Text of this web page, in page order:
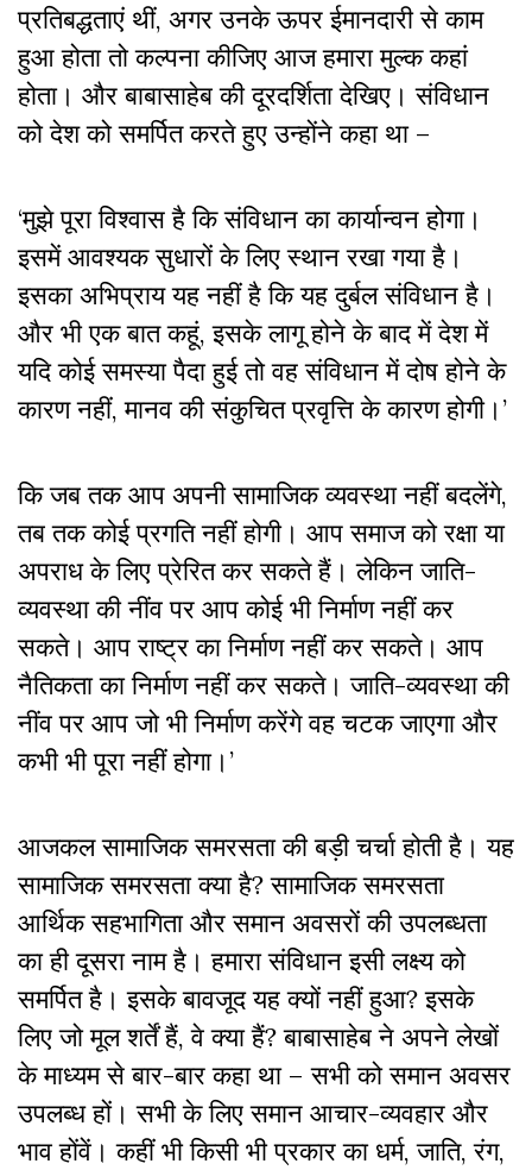
प्रतिबद्धताएं थीं, अगर उनके ऊपर ईमानदारी से काम
हुआ होता तो कल्पना कीजिए आज हमारा मुल्क कहां
होता। और बाबासाहेब की दूरदर्शिता देखिए। संविधान
को देश को समर्पित करते हुए उन्होंने कहा था –
‘मुझे पूरा विश्वास है कि संविधान का कार्यान्वन होगा।
इसमें आवश्यक सुधारों के लिए स्थान रखा गया है।
इसका अभिप्राय यह नहीं है कि यह दुर्बल संविधान है।
और भी एक बात कहूं, इसके लागू होने के बाद में देश में
यदि कोई समस्या पैदा हुई तो वह संविधान में दोष होने के
कारण नहीं, मानव की संकुचित प्रवृत्ति के कारण होगी।’
कि जब तक आप अपनी सामाजिक व्यवस्था नहीं बदलेंगे,
तब तक कोई प्रगति नहीं होगी। आप समाज को रक्षा या
अपराध के लिए प्रेरित कर सकते हैं। लेकिन जाति-
व्यवस्था की नींव पर आप कोई भी निर्माण नहीं कर
सकते। आप राष्ट्र का निर्माण नहीं कर सकते। आप
नैतिकता का निर्माण नहीं कर सकते। जाति-व्यवस्था की
नींव पर आप जो भी निर्माण करेंगे वह चटक जाएगा और
कभी भी पूरा नहीं होगा।’
आजकल सामाजिक समरसता की बड़ी चर्चा होती है। यह
सामाजिक समरसता क्या है? सामाजिक समरसता
आर्थिक सहभागिता और समान अवसरों की उपलब्धता
का ही दूसरा नाम है। हमारा संविधान इसी लक्ष्य को
समर्पित है। इसके बावजूद यह क्यों नहीं हुआ? इसके
लिए जो मूल शर्तें हैं, वे क्या हैं? बाबासाहेब ने अपने लेखों
के माध्यम से बार-बार कहा था – सभी को समान अवसर
उपलब्ध हों। सभी के लिए समान आचार-व्यवहार और
भाव होंवें। कहीं भी किसी भी प्रकार का धर्म, जाति, रंग,